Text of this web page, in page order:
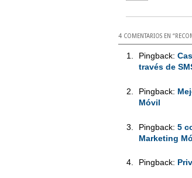
4 COMENTARIOS EN “
Pingback:
través de
Pingback:
Móvil
Pingback: 5
Marketing
Pingback: